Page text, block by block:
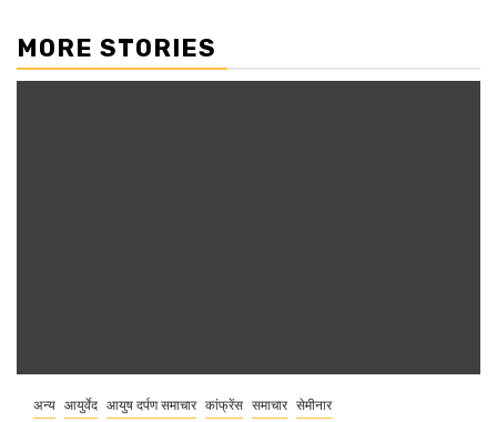
MORE STORIES
अन्य आयुर्वेद आयुष दर्पण समाचार कांफ्रेंस समाचार सेमीनार